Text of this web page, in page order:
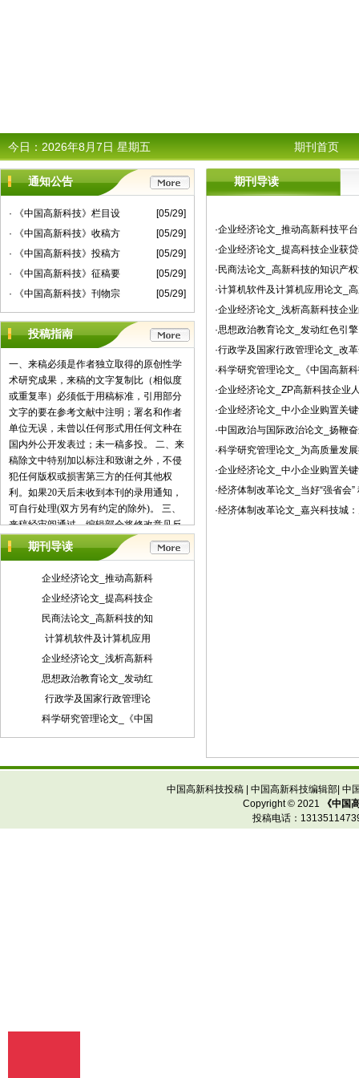
今日： 2026年8月7日 星期五 期刊首页
通知公告
· 《中国高新科技》栏目设
[05/29]
· 《中国高新科技》收稿方
[05/29]
· 《中国高新科技》投稿方
[05/29]
· 《中国高新科技》征稿要
[05/29]
· 《中国高新科技》刊物宗
[05/29]
投稿指南
一、来稿必须是作者独立取得的原创性学
术研究成果，来稿的文字复制比（相似度
或重复率）必须低于用稿标准，引用部分
文字的要在参考文献中注明；署名和作者
单位无误，未曾以任何形式用任何文种在
国内外公开发表过；未一稿多投。 二、来
稿除文中特别加以标注和致谢之外，不侵
犯任何版权或损害第三方的任何其他权
利。如果20天后未收到本刊的录用通知，
可自行处理(双方另有约定的除外)。 三、
来稿经审阅通过，编辑部会将修改意见反
馈给您，您应在收到通知7天内提交修改
稿。作者享有引用和复制该文的权利及著
作权法的其它权利。 四、一般来说，4500
文章，不能说清问题，很难保证学术质
量，本刊恕不受理。 五、论文格式及要
素：标题、作者、工作单位全称(院系处
室)、摘要、关键词、正文、注释、参考文
查看参考文献格式示例)、作者简介(100字
内)、联系方式(通信地址、邮编、电话、
电子信箱)。 六、处理流程：（1） 通过电
在投稿3天后查看您的邮箱，收阅我们的
我们的回复，稿件可自行处理。（3）按
将进入出版程序。（4） 杂志出刊后，我
期刊导读
企业经济论文_推动高新科
企业经济论文_提高科技企
民商法论文_高新科技的知
计算机软件及计算机应用
企业经济论文_浅析高新科
思想政治教育论文_发动红
行政学及国家行政管理论
科学研究管理论文_《中国
期刊导读
·企业经济论文_推动高新科技平
·企业经济论文_提高科技企业获
·民商法论文_高新科技的知识产
·计算机软件及计算机应用论文_
·企业经济论文_浅析高新科技企
·思想政治教育论文_发动红色引
·行政学及国家行政管理论文_改
·科学研究管理论文_《中国高新
·企业经济论文_ZP高新科技企业
·企业经济论文_中小企业购置关
·中国政治与国际政治论文_扬鞭
·科学研究管理论文_为高质量发
·企业经济论文_中小企业购置关
·经济体制改革论文_当好“强省会”
·经济体制改革论文_嘉兴科技城
中国高新科技投稿| 中国高新科技编辑部| 中
Copyright © 2021
《中国
投稿电话：